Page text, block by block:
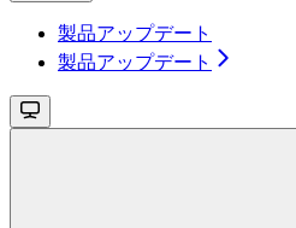
製品アップデート
製品アップデート